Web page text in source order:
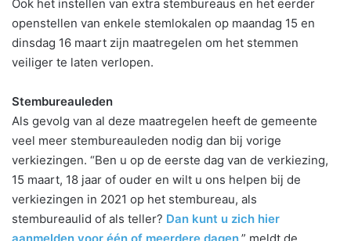
Ook het instellen van extra stembureaus en het eerder
openstellen van enkele stemlokalen op maandag 15 en
dinsdag 16 maart zijn maatregelen om het stemmen
veiliger te laten verlopen.
Stembureauleden
Als gevolg van al deze maatregelen heeft de gemeente
veel meer stembureauleden nodig dan bij vorige
verkiezingen. “Ben u op de eerste dag van de verkiezing,
15 maart, 18 jaar of ouder en wilt u ons helpen bij de
verkiezingen in 2021 op het stembureau, als
stembureaulid of als teller? Dan kunt u zich hier